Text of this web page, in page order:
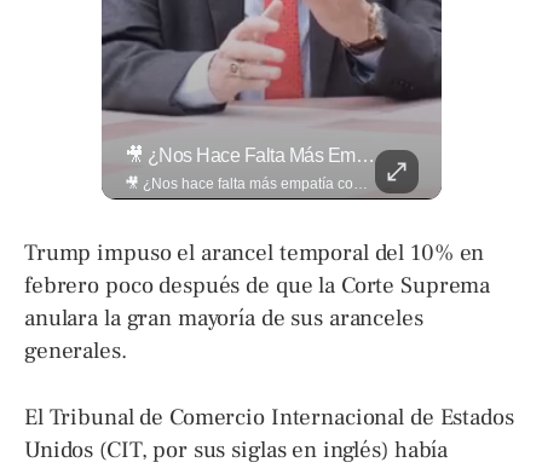
🎥 ¿Nos Hace Falta Más Empatía Como Sociedad?
🎥 ¿Nos hace falta más empatía como sociedad? El abogado Jaime Ramírez Ortega comparte una reflexión sobre la importancia de ser más empáticos con quienes atraviesan momentos difíciles y cómo pequeñas acciones pueden marcar una gran diferencia en la vida de otras personas. Lee más ➡️ eldiariodehoy.com
Trump impuso el arancel temporal del 10% en
febrero poco después de que la Corte Suprema
anulara la gran mayoría de sus aranceles
generales.
El Tribunal de Comercio Internacional de Estados
Unidos (CIT, por sus siglas en inglés) había